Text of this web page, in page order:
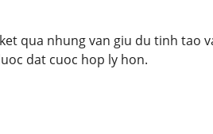
qua nhung van giu du tinh tao
dat cuoc hop ly hon.